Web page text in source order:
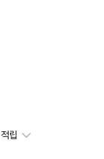
적립